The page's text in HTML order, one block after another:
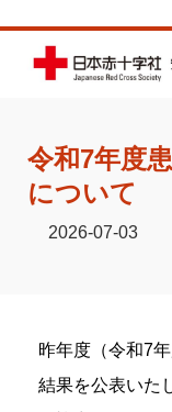
令和7年度
について
2026-07-03
昨年度（令和7
結果を公表いた